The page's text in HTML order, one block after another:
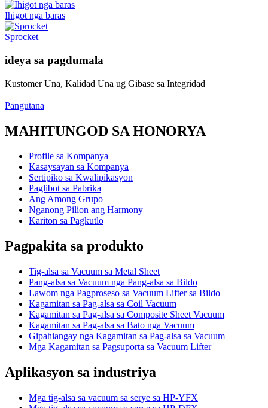
Ihigot nga baras
Sprocket
ideya sa pagdumala
Kustomer Una, Kalidad Una ug Gibase sa Integridad
Pangutana
MAHITUNGOD SA HONORYA
Profile sa Kompanya
Kasaysayan sa Kompanya
Sertipiko sa Kwalipikasyon
Paglibot sa Pabrika
Ang Among Grupo
Nganong Pilion ang Harmony
Kariton sa Pagkutlo
Pagpakita sa produkto
Tig-alsa sa Vacuum sa Metal Sheet
Pang-alsa sa Vacuum nga Pang-alsa sa Bildo
Lawom nga Pagproseso sa Vacuum Lifter sa Bildo
Kagamitan sa Pag-alsa sa Coil Vacuum
Kagamitan sa Pag-alsa sa Composite Sheet Vacuum
Kagamitan sa Pag-alsa sa Bato nga Vacuum
Gipahiangay nga Kagamitan sa Pag-alsa sa Vacuum
Mga Kagamitan sa Pagsuporta sa Vacuum Lifter
Aplikasyon sa industriya
Mga tig-alsa sa vacuum sa serye sa HP-YFX